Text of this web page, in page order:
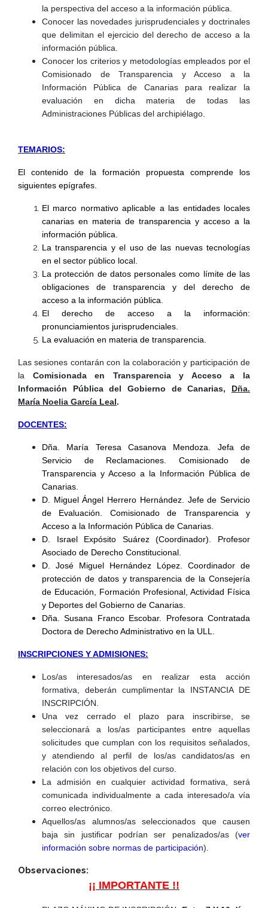
la perspectiva del acceso a la información pública.
Conocer las novedades jurisprudenciales y doctrinales
que delimitan el ejercicio del derecho de acceso a la
información pública.
Conocer los criterios y metodologías empleados por el
Comisionado de Transparencia y Acceso a la
Información Pública de Canarias para realizar la
evaluación en dicha materia de todas las
Administraciones Públicas del archipiélago.
TEMARIOS:
El contenido de la formación propuesta comprende los
siguientes epígrafes.
El marco normativo aplicable a las entidades locales
canarias en materia de transparencia y acceso a la
información pública.
La transparencia y el uso de las nuevas tecnologías
en el sector público local.
La protección de datos personales como límite de las
obligaciones de transparencia y del derecho de
acceso a la información pública.
El derecho de acceso a la información:
pronunciamientos jurisprudenciales.
La evaluación en materia de transparencia.
Las sesiones contarán con la colaboración y participación de
la Comisionada en Transparencia y Acceso a la
Información Pública del Gobierno de Canarias, Dña.
María Noelia García Leal.
DOCENTES:
Dña. María Teresa Casanova Mendoza. Jefa de
Servicio de Reclamaciones. Comisionado de
Transparencia y Acceso a la Información Pública de
Canarias.
D. Miguel Ángel Herrero Hernández. Jefe de Servicio
de Evaluación. Comisionado de Transparencia y
Acceso a la Información Pública de Canarias.
D. Israel Expósito Suárez (Coordinador). Profesor
Asociado de Derecho Constitucional.
D. José Miguel Hernández López. Coordinador de
protección de datos y transparencia de la Consejería
de Educación, Formación Profesional, Actividad Física
y Deportes del Gobierno de Canarias.
Dña. Susana Franco Escobar. Profesora Contratada
Doctora de Derecho Administrativo en la ULL.
INSCRIPCIONES Y ADMISIONES:
Los/as interesados/as en realizar esta acción
formativa, deberán cumplimentar la INSTANCIA DE
INSCRIPCIÓN.
Una vez cerrado el plazo para inscribirse, se
seleccionará a los/as participantes entre aquellas
solicitudes que cumplan con los requisitos señalados,
y atendiendo al perfil de los/as candidatos/as en
relación con los objetivos del curso.
La admisión en cualquier actividad formativa, será
comunicada individualmente a cada interesado/a vía
correo electrónico.
Aquellos/as alumnos/as seleccionados que causen
baja sin justificar podrían ser penalizados/as (ver
información sobre normas de participación).
Observaciones:
¡¡ IMPORTANTE !!